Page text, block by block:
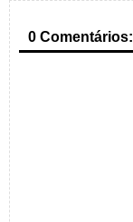
0 Comentários: